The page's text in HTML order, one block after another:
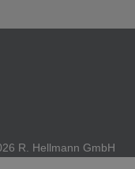
R. Hellmann GmbH